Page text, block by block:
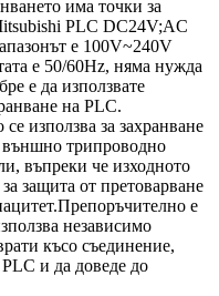
има точки за
PLC DC24V;AC
е 100V~240V
е 50/60Hz, няма нужда
е да използвате
на PLC.
използва за захранване
трипроводно
въпреки че изходното
защита от претоварване
е
независимо
късо съединение,
и да доведе до